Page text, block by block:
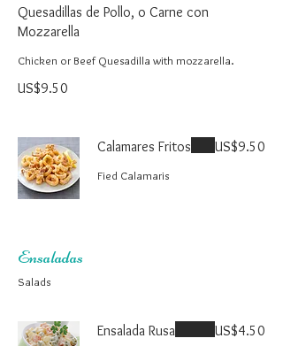
Quesadillas de Pollo, o Carne con
Mozzarella
Chicken or Beef Quesadilla with mozzarella.
US$9.50
Calamares Fritos
Fied Calamaris
US$9.50
Ensaladas
Salads
Ensalada Rusa US$4.50